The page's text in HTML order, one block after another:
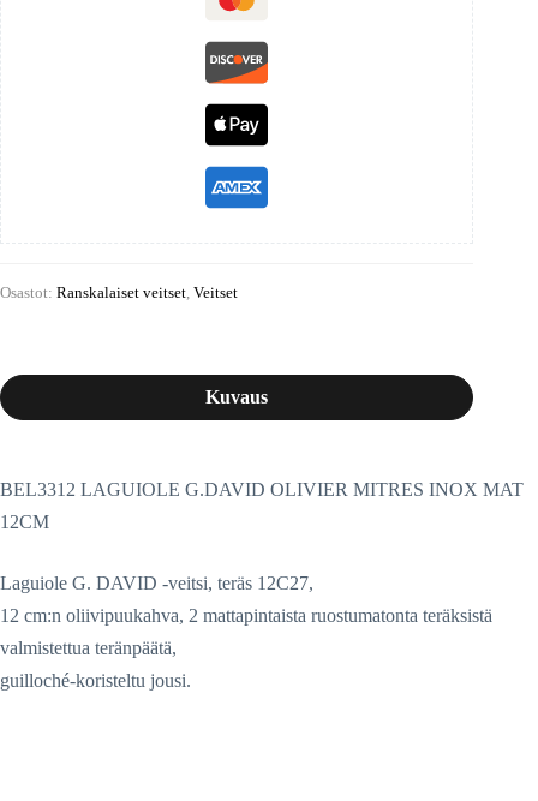
Osastot: Ranskalaiset veitset Veitset
Kuvaus
BEL3312 LAGUIOLE G.DAVID OLIVIER MITRES INOX MAT
12CM
Laguiole G. DAVID -veitsi, teräs 12C27,
12 cm:n oliivipuukahva, 2 mattapintaista ruostumatonta teräksistä
valmistettua teränpäätä,
guilloché-koristeltu jousi.